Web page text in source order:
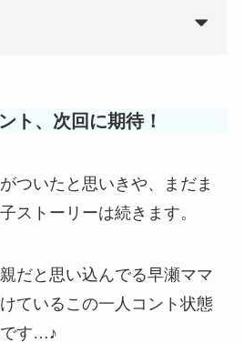
ト、次回に期待！
ついたと思いきや、まだま
ストーリーは続きます。
だと思い込んでる早瀬ママ
ているこの一人コント状態
です…♪